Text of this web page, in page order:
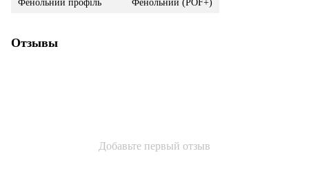
Фенольний профіль
Фенольний (POF+)
Отзывы
Добавьте первый отзыв